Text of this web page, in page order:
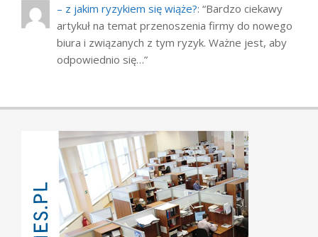
– z jakim ryzykiem się wiąże?: “Bardzo ciekawy
artykuł na temat przenoszenia firmy do nowego
biura i związanych z tym ryzyk. Ważne jest, aby
odpowiednio się…”